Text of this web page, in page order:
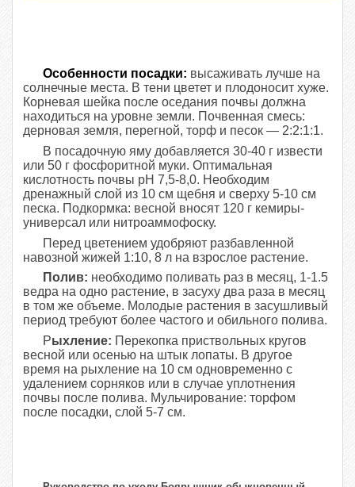
Особенности посадки: высаживать лучше на
солнечные места. В тени цветет и плодоносит хуже.
Корневая шейка после оседания почвы должна
находиться на уровне земли. Почвенная смесь:
дерновая земля, перегной, торф и песок — 2:2:1:1.
В посадочную яму добавляется 30-40 г извести
или 50 г фосфоритной муки. Оптимальная
кислотность почвы рН 7,5-8,0. Необходим
дренажный слой из 10 см щебня и сверху 5-10 см
песка. Подкормка: весной вносят 120 г кемиры-
универсал или нитроаммофоску.
Перед цветением удобряют разбавленной
навозной жижей 1:10, 8 л на взрослое растение.
Полив: необходимо поливать раз в месяц, 1-1.5
ведра на одно растение, в засуху два раза в месяц
в том же объеме. Молодые растения в засушливый
период требуют более частого и обильного полива.
Рыхление: Перекопка приствольных кругов
весной или осенью на штык лопаты. В другое
время на рыхление на 10 см одновременно с
удалением сорняков или в случае уплотнения
почвы после полива. Мульчирование: торфом
после посадки, слой 5-7 см.